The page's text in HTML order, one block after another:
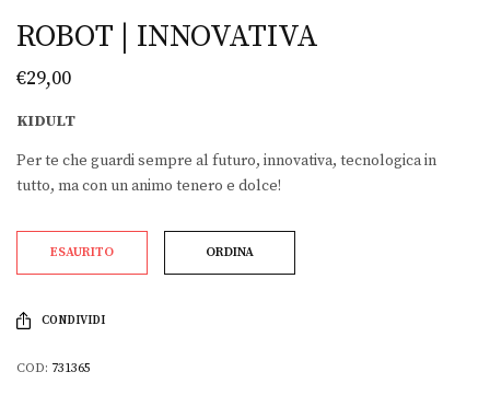
ROBOT | INNOVATIVA
€29,00
KIDULT
Per te che guardi sempre al futuro, innovativa, tecnologica in
tutto, ma con un animo tenero e dolce!
ESAURITO ORDINA
CONDIVIDI
COD: 731365